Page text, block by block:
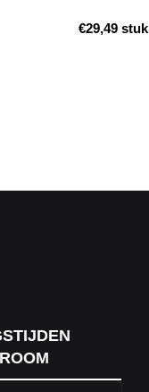
€29,49 stuk